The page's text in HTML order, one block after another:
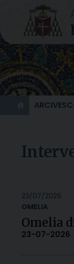
content
23/07/2026
OMELIA
Omelia
23-07-2026